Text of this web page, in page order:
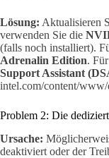
Lösung: Aktualisieren
verwenden Sie die
(falls noch installiert).
Adrenalin Edition.
Support Assistant
intel.com/content/www/
Problem 2: Die
Ursache:
deaktiviert oder der